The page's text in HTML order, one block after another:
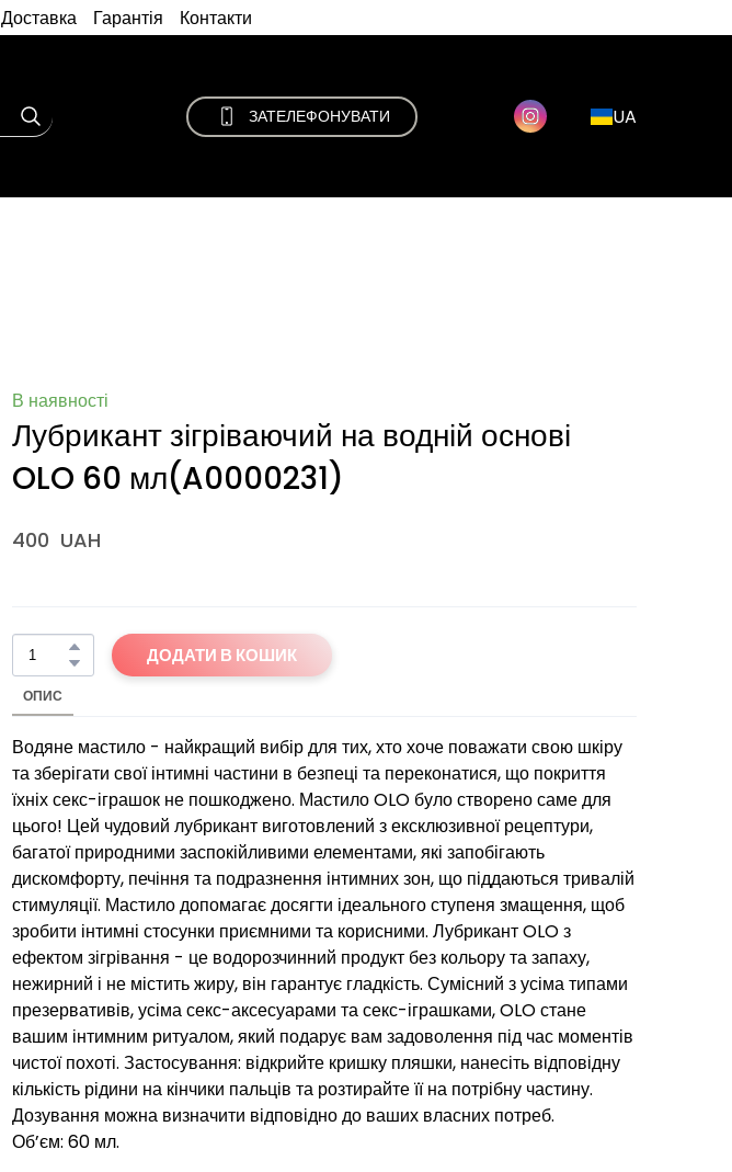
Доставка Гарантія Контакти
ЗАТЕЛЕФОНУВАТИ UA
В наявності
Лубрикант зігріваючий на водній основі
OLO 60 мл(A0000231)
400  UAH
ДОДАТИ В КОШИК
ОПИС
Водяне мастило - найкращий вибір для тих, хто хоче поважати свою шкіру
та зберігати свої інтимні частини в безпеці та переконатися, що покриття
їхніх секс-іграшок не пошкоджено. Мастило OLO було створено саме для
цього! Цей чудовий лубрикант виготовлений з ексклюзивної рецептури,
багатої природними заспокійливими елементами, які запобігають
дискомфорту, печіння та подразнення інтимних зон, що піддаються тривалій
стимуляції. Мастило допомагає досягти ідеального ступеня змащення, щоб
зробити інтимні стосунки приємними та корисними. Лубрикант OLO з
ефектом зігрівання - це водорозчинний продукт без кольору та запаху,
нежирний і не містить жиру, він гарантує гладкість. Сумісний з усіма типами
презервативів, усіма секс-аксесуарами та секс-іграшками, OLO стане
вашим інтимним ритуалом, який подарує вам задоволення під час моментів
чистої похоті. Застосування: відкрийте кришку пляшки, нанесіть відповідну
кількість рідини на кінчики пальців та розтирайте її на потрібну частину.
Дозування можна визначити відповідно до ваших власних потреб.
Об’єм: 60 мл.